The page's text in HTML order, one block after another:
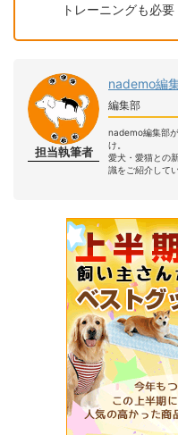
トレーニングも必要
担当執筆者
nademo編
編集部
nademo編集部
け。
愛犬・愛猫との
識をご紹介してい